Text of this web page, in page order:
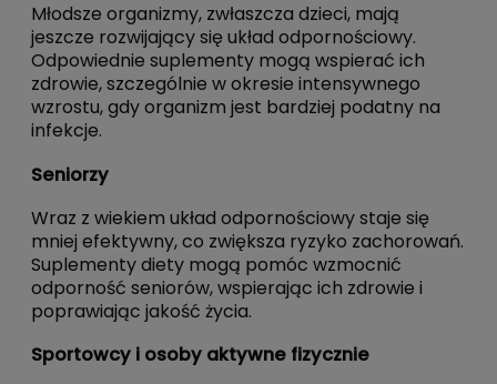
Młodsze organizmy, zwłaszcza dzieci, mają
jeszcze rozwijający się układ odpornościowy.
Odpowiednie suplementy mogą wspierać ich
zdrowie, szczególnie w okresie intensywnego
wzrostu, gdy organizm jest bardziej podatny na
infekcje.
Seniorzy
Wraz z wiekiem układ odpornościowy staje się
mniej efektywny, co zwiększa ryzyko zachorowań.
Suplementy diety mogą pomóc wzmocnić
odporność seniorów, wspierając ich zdrowie i
poprawiając jakość życia.
Sportowcy i osoby aktywne fizycznie